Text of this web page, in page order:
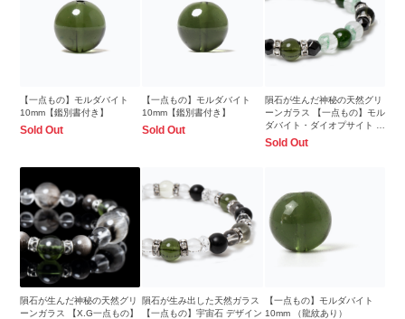
【一点もの】モルダバイト
10mm【鑑別書付き】
Sold Out
【一点もの】モルダバイト
10mm【鑑別書付き】
Sold Out
隕石が生んだ神秘の天然グリ
ーンガラス 【一点もの】モル
ダバイト・ダイオプサイト ブ
レスレット
Sold Out
隕石が生んだ神秘の天然グリ
ーンガラス 【X.G一点もの】
隕石が生み出した天然ガラス
【一点もの】宇宙石 デザイン
【一点もの】モルダバイト
10mm （龍紋あり）